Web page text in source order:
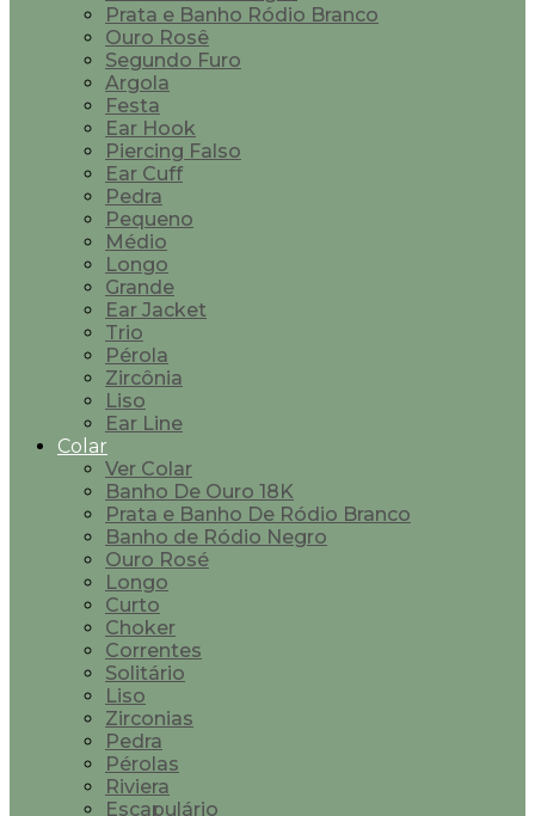
Prata e Banho Ródio Branco
Ouro Rosê
Segundo Furo
Argola
Festa
Ear Hook
Piercing Falso
Ear Cuff
Pedra
Pequeno
Médio
Longo
Grande
Ear Jacket
Trio
Pérola
Zircônia
Liso
Ear Line
Colar
Ver Colar
Banho De Ouro 18K
Prata e Banho De Ródio Branco
Banho de Ródio Negro
Ouro Rosé
Longo
Curto
Choker
Correntes
Solitário
Liso
Zirconias
Pedra
Pérolas
Riviera
Escapulário